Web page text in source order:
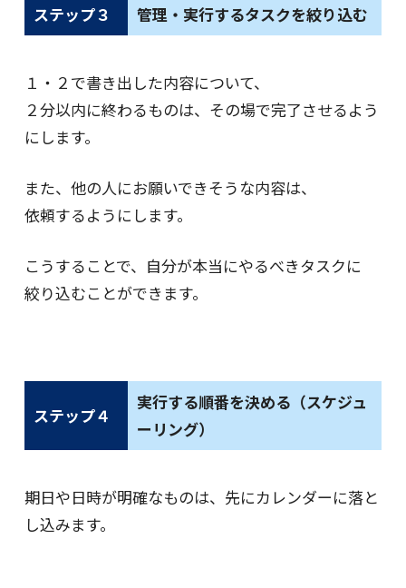
ステップ３ 管理・実行するタスクを絞り込む
１・２で書き出した内容について、
２分以内に終わるものは、その場で完了させるよう
にします。
また、他の人にお願いできそうな内容は、
依頼するようにします。
こうすることで、自分が本当にやるべきタスクに
絞り込むことができます。
ステップ４
実行する順番を決める（スケジュ
ーリング）
期日や日時が明確なものは、先にカレンダーに落と
し込みます。